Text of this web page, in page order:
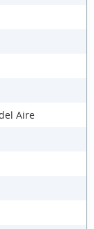
Aire